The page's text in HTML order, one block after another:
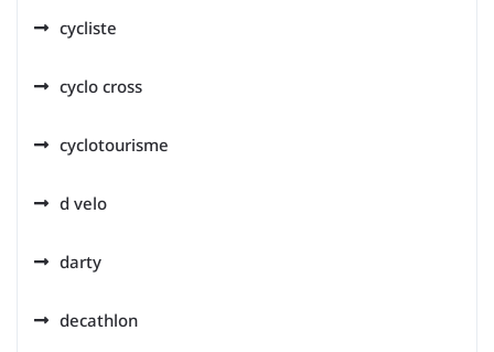
cycliste
cyclo cross
cyclotourisme
d velo
darty
decathlon